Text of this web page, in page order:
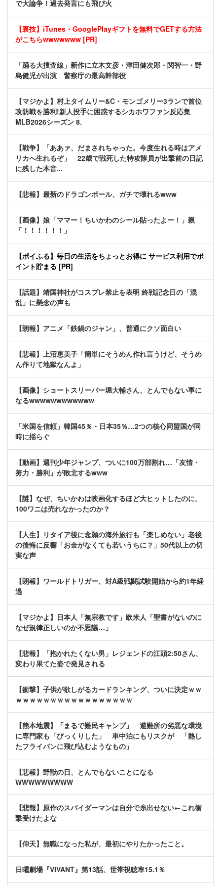
で大論争！過去発言にも飛び火
【裏技】iTunes・GooglePlayギフトを無料でGETする方法
がこちらwwwwwww [PR]
「踊る大捜査線」新作に立木文彦・津田健次郎・関智一・野
島健児が出演 警察庁の最高幹部役
【マジかよ】村上タイムリー&C・モンゴメリー3ランで首位
攻防戦を勝利!新人投手に困惑するシカホワファン反応集
MLB2026シーズン 8.
【戦争】「ああァ、だまされちゃった。今度生れる時はアメ
リカへ生れるぞ」 22歳で戦死した特攻隊員が出撃前の日記
に残した本音...
【悲報】最新のドラゴンボール、ガチで壊れるwww
【画像】娘「ママー！ちいかわのシール貼ったよー！」親
「！！！！！！」
【ポイふる】毎日の生活をちょっとお得に サービス利用でポ
イント貯まる [PR]
【話題】靖国神社がコスプレ禁止を表明 終戦記念日の「混
乱」に懸念の声も
【朗報】アニメ「鉄鍋のジャン」、普通にクソ面白い
【悲報】上沼恵美子「簡単にそうめん作れ言うけど、そうめ
ん作りて地獄なんよ」
【画像】ショートスリーバー堀大輔さん、とんでもない事に
なるwwwwwwwwwwww
「米国を信頼」韓国45％・日本35％…2つの核心同盟国が同
時に揺らぐ
【動画】週刊少年ジャンプ、ついに100万部割れ…「友情・
努力・勝利」が敗北するwww
【謎】なぜ、ちいかわは映画化するほど大ヒットしたのに、
100ワニは売れなかったのか？
【人生】リタイア後に念願の海外旅行も「楽しめない」老後
の後悔に反響「お金がなくても若いうちに？」50代以上の切
実な声
【朗報】ワールドトリガー、対A級戦闘試験開始から約1年経
過
【マジかよ】日本人「無宗教です」欧米人「聖書がないのに
なぜ規律正しいのか不思議…」
【悲報】「抱かれたくない男」レジェンドの江頭2:50さん、
変わり果てた姿で発見される
【衝撃】子供が欲しがるカードランキング、ついに決定ｗｗ
ｗｗｗｗｗｗｗｗｗｗｗｗｗｗｗｗｗ
【熊本地震】「まるで難民キャンプ」 避難所の劣悪な環境
に専門家も「びっくりした」 車中泊にもリスクが 「熱し
たフライパンに飛び込むようなもの」
【悲報】野獣の日、とんでもないことになる
WWWWWWWWW
【悲報】原作のスパイダーマンは自分で糸出せない←これ衝
撃受けたよな
【仰天】無職になった私が、最初にやりたかったこと。
日曜劇場『VIVANT』第13話、世帯視聴率15.1％